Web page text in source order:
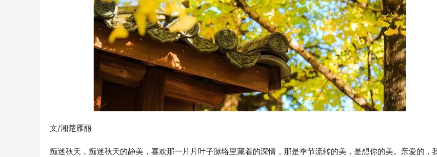
文/湘楚雁丽
痴迷秋天，痴迷秋天的静美，喜欢那一片片叶子脉络里藏着的深情，那是季节流转的美，是想你的美。亲爱的，